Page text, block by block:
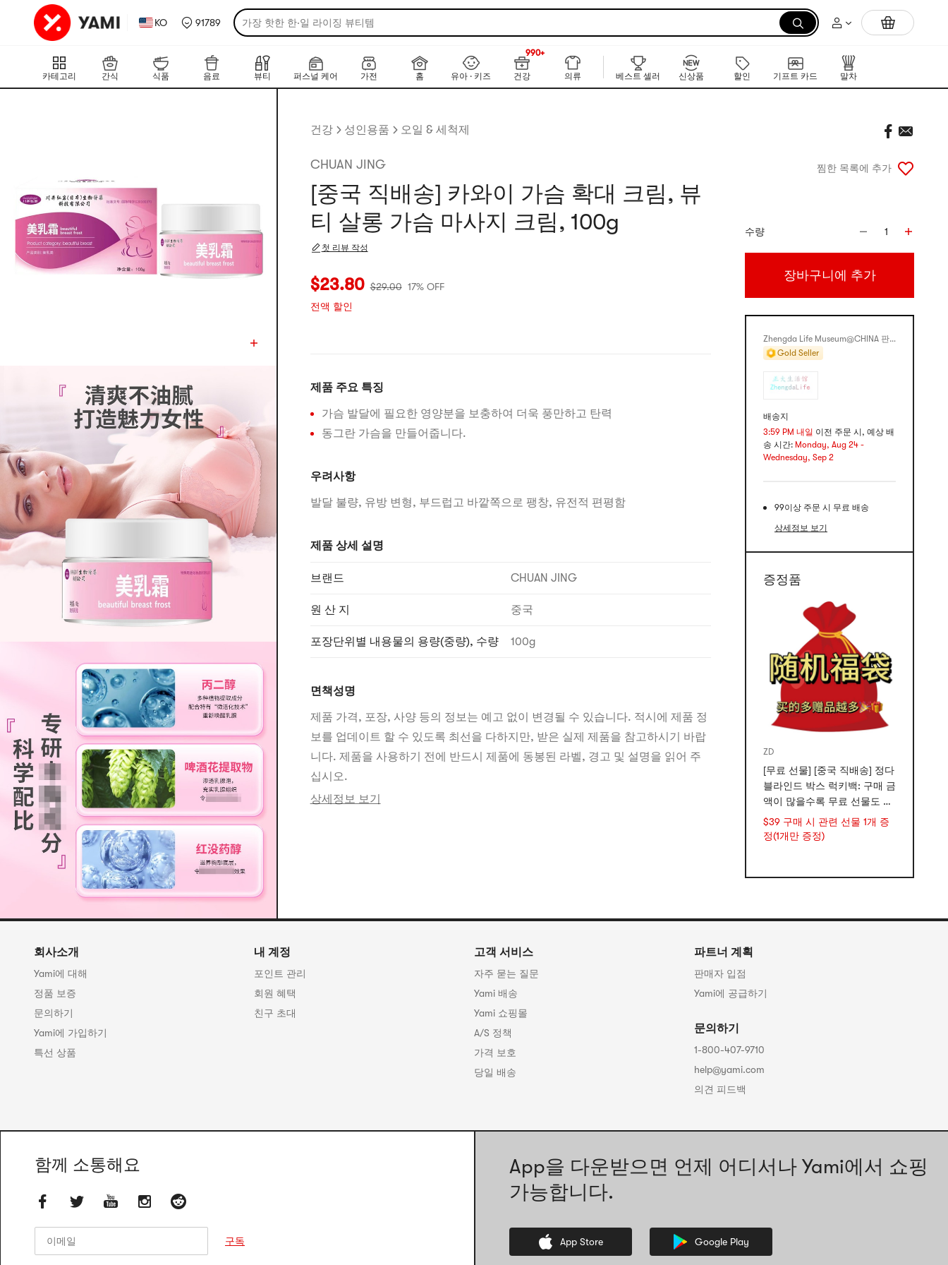
KO 91789 가장 핫한 한·일 라이징 뷰티템 먼저 만나는 K-뷰티 신작 라인업
카테고리 간식 식품 음료 뷰티 퍼스널 케어 가전 홈 유아 · 키즈 건강
NEW
990+
의류
베스트 셀러 신상품 할인 기프트 카드 말차
건강 성인용품 오일 & 세척제
CHUAN JING
[중국 직배송] 카와이 가슴 확대 크림, 뷰
티 살롱 가슴 마사지 크림, 100g
첫 리뷰 작성
현재 가격: $23.8
$23.80 $29.00 17% OFF
전액 할인
제품 주요 특징
가슴 발달에 필요한 영양분을 보충하여 더욱 풍만하고 탄력
동그란 가슴을 만들어줍니다.
우려사항
발달 불량, 유방 변형, 부드럽고 바깥쪽으로 팽창, 유전적 편평함
제품 상세 설명
브랜드 CHUAN JING
원 산 지 중국
포장단위별 내용물의 용량(중량), 수량 100g
면책성명
제품 가격, 포장, 사양 등의 정보는 예고 없이 변경될 수 있습니다. 적시에 제품 정
보를 업데이트 할 수 있도록 최선을 다하지만, 받은 실제 제품을 참고하시기 바랍
니다. 제품을 사용하기 전에 반드시 제품에 동봉된 라벨, 경고 및 설명을 읽어 주
십시오.
상세정보 보기
찜한 목록에 추가
수량 1
장바구니에 추가
Zhengda Life Museum@CHINA 판매
Gold Seller
배송지
3:59 PM 내일 이전 주문 시, 예상 배
송 시간: Monday, Aug 24 -
Wednesday, Sep 2
99이상 주문 시 무료 배송
상세정보 보기
증정품
ZD
[무료 선물] [중국 직배송] 정다
블라인드 박스 럭키백: 구매 금
액이 많을수록 무료 선물도 많
아집니다.
$39 구매 시 관련 선물 1개 증
정(1개만 증정)
회사소개
Yami에 대해
정품 보증
문의하기
Yami에 가입하기
특선 상품
내 계정
포인트 관리
회원 혜택
친구 초대
고객 서비스
자주 묻는 질문
Yami 배송
Yami 쇼핑몰
A/S 정책
가격 보호
당일 배송
파트너 계획
판매자 입점
Yami에 공급하기
문의하기
1-800-407-9710
help@yami.com
의견 피드백
함께 소통해요
구독
App을 다운받으면 언제 어디서나 Yami에서 쇼핑
가능합니다.
App Store Google Play